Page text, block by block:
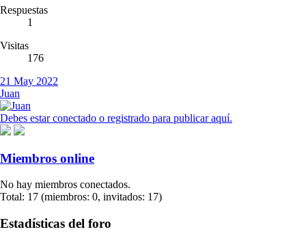
Respuestas
1
Visitas
176
21 May 2022
Juan
Debes estar conectado o registrado para publicar aquí.
Miembros online
No hay miembros conectados.
Total: 17 (miembros: 0, invitados: 17)
Estadísticas del foro